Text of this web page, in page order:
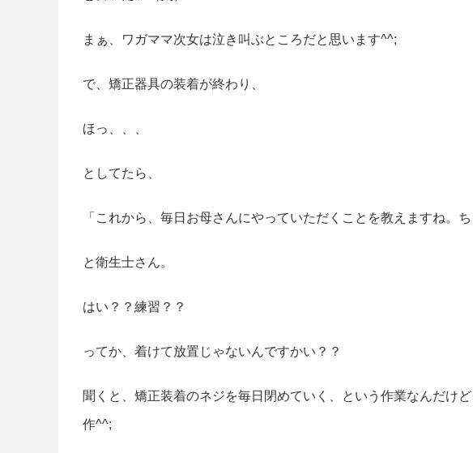
まぁ、ワガママ次女は泣き叫ぶところだと思います^^;
で、矯正器具の装着が終わり、
ほっ、、、
としてたら、
「これから、毎日お母さんにやっていただくことを教えますね。
と衛生士さん。
はい？？練習？？
ってか、着けて放置じゃないんですかい？？
聞くと、矯正装着のネジを毎日閉めていく、という作業なんだけ
作^^;